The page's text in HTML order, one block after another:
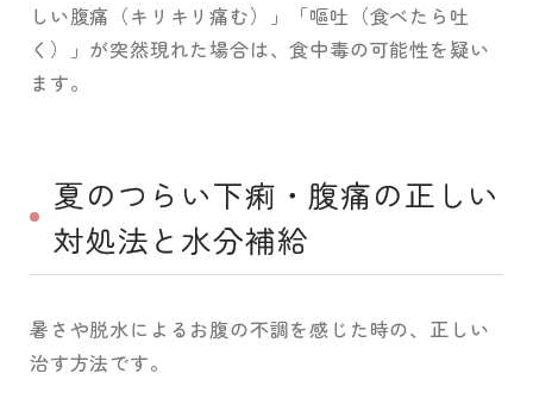
しい腹痛（キリキリ痛む）」「嘔吐（食べたら吐
く）」が突然現れた場合は、食中毒の可能性を疑い
ます。
夏のつらい下痢・腹痛の正しい
対処法と水分補給
暑さや脱水によるお腹の不調を感じた時の、正しい
治す方法です。